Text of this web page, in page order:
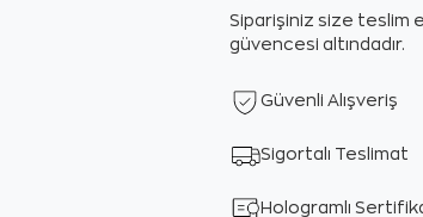
Siparişiniz size teslim
güvencesi altındadır.
Güvenli Alışveriş
Sigortalı Teslimat
Hologramlı